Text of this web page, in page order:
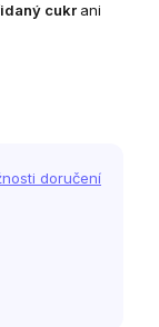
cukr ani
doručení